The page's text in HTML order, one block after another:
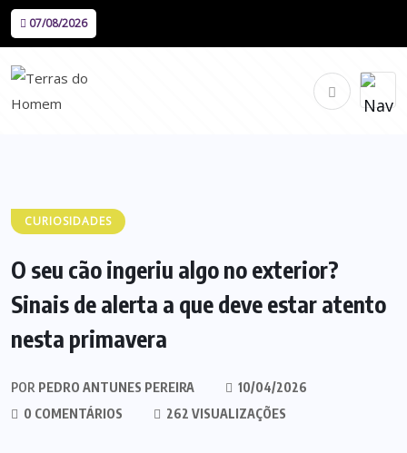
07/08/2026
CURIOSIDADES
O seu cão ingeriu algo no exterior?
Sinais de alerta a que deve estar atento
nesta primavera
POR PEDRO ANTUNES PEREIRA
10/04/2026
0 COMENTÁRIOS
262 VISUALIZAÇÕES